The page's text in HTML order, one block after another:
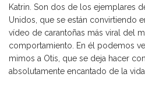
Katrin. Son dos de los ejemplares
Unidos, que se están convirtiendo
vídeo de carantoñas más viral del
comportamiento. En él podemos
mimos a Otis, que se deja hacer
absolutamente encantado de la